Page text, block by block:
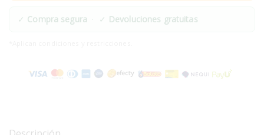
✓ Compra segura · ✓ Devoluciones gratuitas